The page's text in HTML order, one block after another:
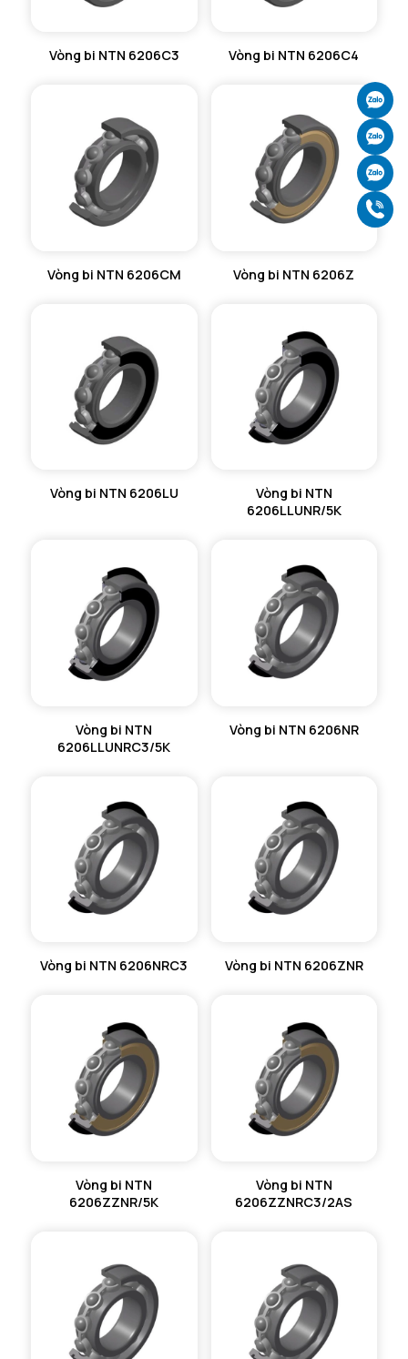
Vòng bi NTN 6206C3 Vòng bi NTN 6206C4
Vòng bi NTN 6206CM Vòng bi NTN 6206Z
Vòng bi NTN 6206LU
Vòng bi NTN
6206LLUNR/5K
Vòng bi NTN
6206LLUNRC3/5K
Vòng bi NTN 6206NR
Vòng bi NTN 6206NRC3 Vòng bi NTN 6206ZNR
Vòng bi NTN
6206ZZNR/5K
Vòng bi NTN
6206ZZNRC3/2AS